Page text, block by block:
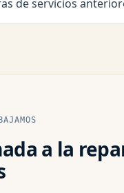
de servicios
a la